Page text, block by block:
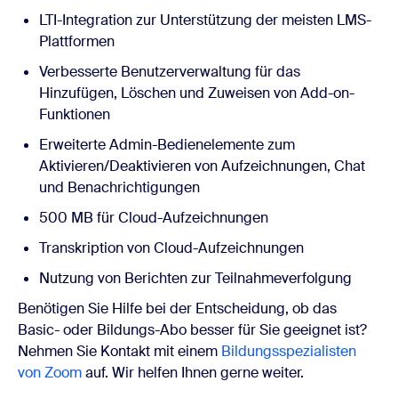
LTI-Integration zur Unterstützung der meisten LMS-
Plattformen
Verbesserte Benutzerverwaltung für das
Hinzufügen, Löschen und Zuweisen von Add-on-
Funktionen
Erweiterte Admin-Bedienelemente zum
Aktivieren/Deaktivieren von Aufzeichnungen, Chat
und Benachrichtigungen
500 MB für Cloud-Aufzeichnungen
Transkription von Cloud-Aufzeichnungen
Nutzung von Berichten zur Teilnahmeverfolgung
Benötigen Sie Hilfe bei der Entscheidung, ob das
Basic- oder Bildungs-Abo besser für Sie geeignet ist?
Nehmen Sie Kontakt mit einem Bildungsspezialisten
von Zoomauf. Wir helfen Ihnen gerne weiter.